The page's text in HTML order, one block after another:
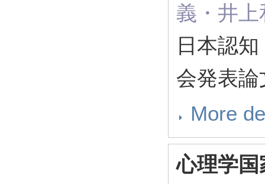
義・井
日本認
会発表
More
心理学